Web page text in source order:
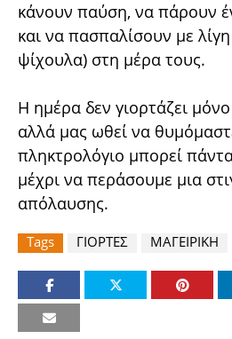
κάνουν παύση, να πάρουν
και να πασπαλίσουν με
ψίχουλα) στη μέρα τους.
Η ημέρα δεν γιορτάζει
αλλά μας ωθεί να
πληκτρολόγιο μπορεί
μέχρι να περάσουμε μια
απόλαυσης.
Tags ΓΙΟΡΤΕΣ ΜΑΓΕΙΡΙΚΗ